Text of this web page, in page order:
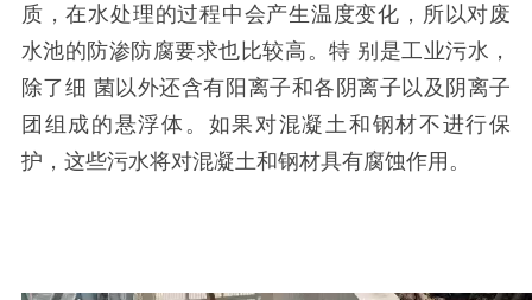
质，在水处理的过程中会产生温度变化，所以对废
水池的防渗防腐要求也比较高。特 别是工业污水，
除了细 菌以外还含有阳离子和各阴离子以及阴离子
团组成的悬浮体。如果对混凝土和钢材不进行保
护，这些污水将对混凝土和钢材具有腐蚀作用。